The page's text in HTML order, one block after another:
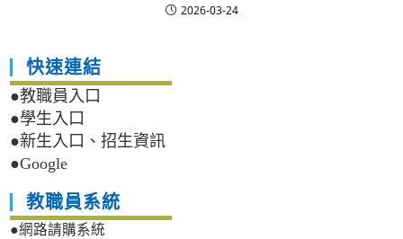
2026-03-24
快速連結
●教職員入口
●學生入口
●新生入口、招生資訊
●Google
教職員系統
●網路請購系統